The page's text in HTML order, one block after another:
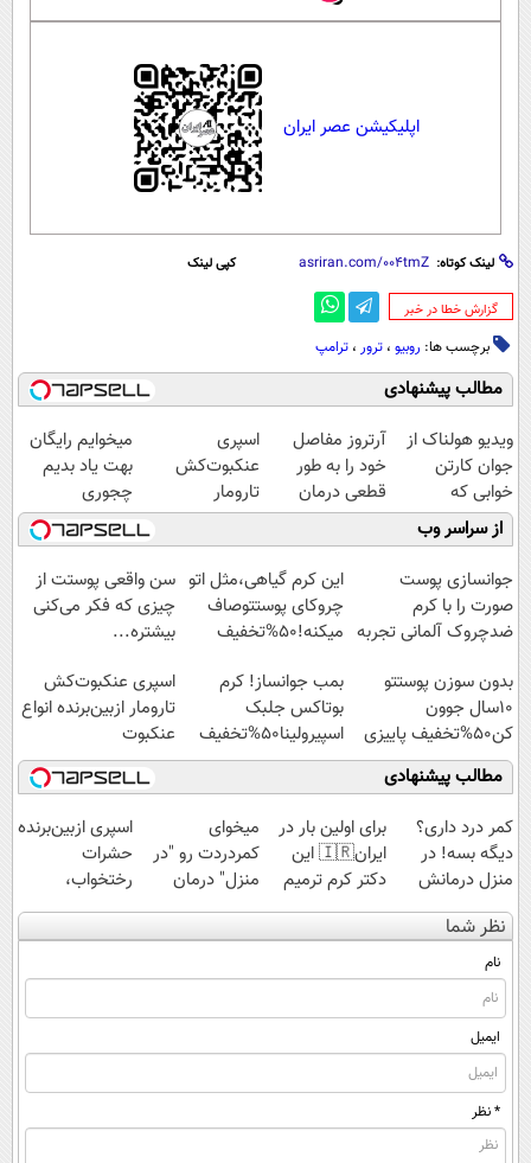
اپلیکیشن عصر ایران
لینک کوتاه: کپی لینک
‌گزارش خطا در خبر
برچسب ها: روبیو ، ترور ، ترامپ
مطالب پیشنهادی
ویدیو هولناک از
جوان کارتن
خوابی که
میلیاردر شد.
آموزش رایگان
آرتروز مفاصل
خود را به طور
قطعی درمان
کنید!
◗پرسش‌نامه◖
اسپری
عنکبوت‌‌کش
تارومار
ازبین‌برنده انواع
عنکبوت
میخوایم رایگان
بهت یاد بدیم
چجوری
پولدارشی! باور
نداری امتحانش
مجانیه
از سراسر وب
جوانسازی پوست
صورت را با کرم
ضدچروک آلمانی تجربه
این کرم گیاهی،مثل اتو
چروکای پوستتوصاف
میکنه!50%تخفیف
سن واقعی پوستت از
چیزی که فکر می‌کنی
بیشتره...
بدون سوزن پوستتو
10سال جوون
کن50%تخفیف پاییزی
بمب جوانساز! کرم
بوتاکس جلبک
اسپیرولینا50%تخفیف
اسپری عنکبوت‌‌کش
تارومار ازبین‌برنده انواع
عنکبوت
مطالب پیشنهادی
کمر درد داری؟
دیگه بسه! در
منزل درمانش
کن
(◀پرسش‌نامه)
برای اولین بار در
ایران🇮🇷 این
دکتر کرم ترمیم
کننده 23 روزه
ساخت!
میخوای
کمردردت رو "در
منزل" درمان
کنی؟ (◂فیلم +
◂پرسش‌نامه)
اسپری ازبین‌برنده
حشرات
رختخواب،
مناسب برای
مقابله با انواع
نظر شما
نام
ایمیل
* نظر